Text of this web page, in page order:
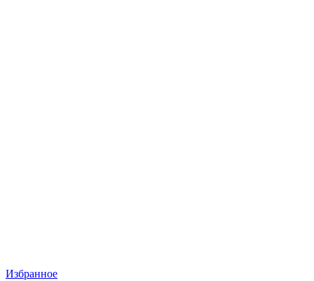
Избранное